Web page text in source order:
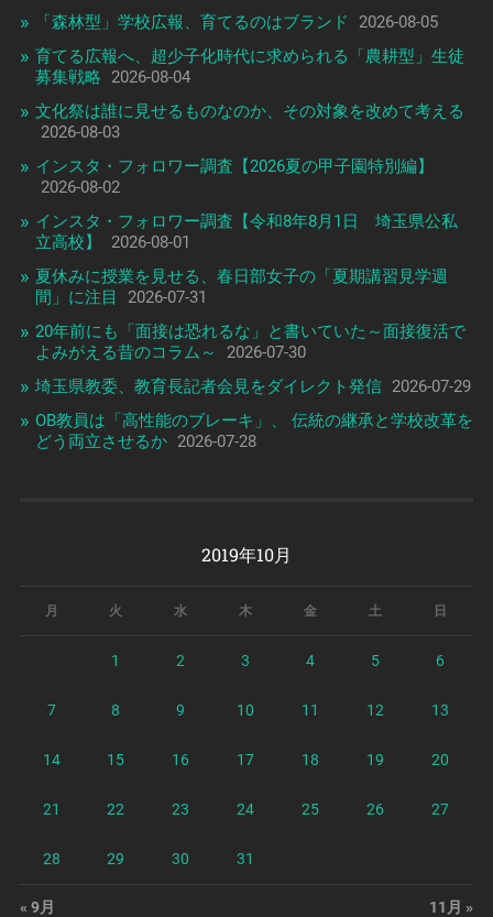
「森林型」学校広報、育てるのはブランド
2026-08-05
育てる広報へ、超少子化時代に求められる「農耕型」生徒
募集戦略
2026-08-04
文化祭は誰に見せるものなのか、その対象を改めて考える
2026-08-03
インスタ・フォロワー調査【2026夏の甲子園特別編】
2026-08-02
インスタ・フォロワー調査【令和8年8月1日 埼玉県公私
立高校】
2026-08-01
夏休みに授業を見せる、春日部女子の「夏期講習見学週
間」に注目
2026-07-31
20年前にも「面接は恐れるな」と書いていた～面接復活で
よみがえる昔のコラム～
2026-07-30
埼玉県教委、教育長記者会見をダイレクト発信 2026-07-29
OB教員は「高性能のブレーキ」、 伝統の継承と学校改革を
どう両立させるか 2026-07-28
2019年10月
月 火 水 木 金 土 日
1 2 3 4 5 6
7 8 9 10 11 12 13
14 15 16 17 18 19 20
21 22 23 24 25 26 27
28 29 30 31
« 9月 11月 »